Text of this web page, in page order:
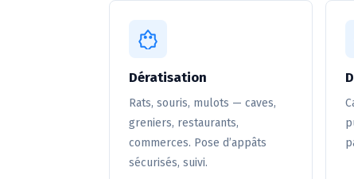
Dératisation
Rats, souris, mulots — caves,
greniers, restaurants,
commerces. Pose d’appâts
sécurisés, suivi.